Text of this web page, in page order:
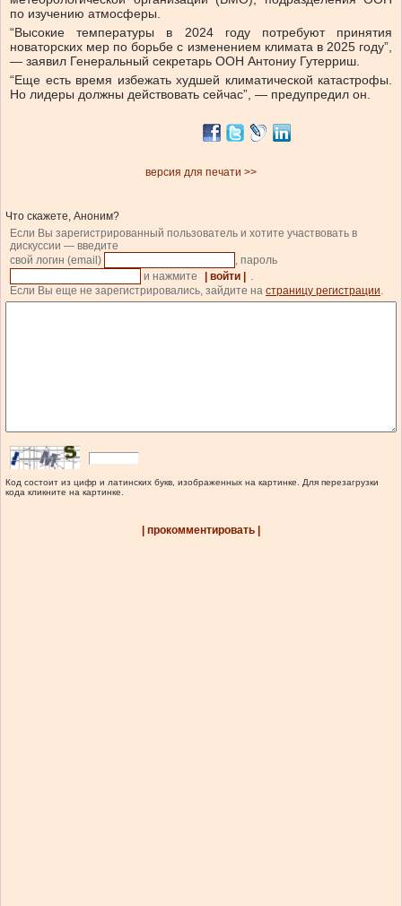
по изучению атмосферы.
“Высокие температуры в 2024 году потребуют принятия
новаторских мер по борьбе с изменением климата в 2025 году”,
— заявил Генеральный секретарь ООН Антониу Гутерриш.
“Еще есть время избежать худшей климатической катастрофы.
Но лидеры должны действовать сейчас”, — предупредил он.
версия для печати >>
Что скажете, Аноним?
Если Вы зарегистрированный пользователь и хотите участвовать в
дискуссии — введите
свой логин (email)
, пароль
и нажмите
| войти |
Если Вы еще не зарегистрировались, зайдите на страницу регистрации
Код состоит из цифр и латинских букв, изображенных на картинке. Для перезагрузки
кода кликните на картинке.
| прокомментировать |